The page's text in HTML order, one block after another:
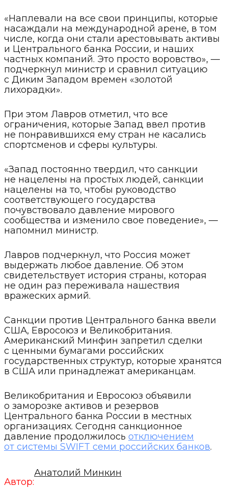
«Наплевали на все свои принципы, которые
насаждали на международной арене, в том
числе, когда они стали арестовывать активы
и Центрального банка России, и наших
частных компаний. Это просто воровство», —
подчеркнул министр и сравнил ситуацию
с Диким Западом времен «золотой
лихорадки».
При этом Лавров отметил, что все
ограничения, которые Запад ввел против
не понравившихся ему стран не касались
спортсменов и сферы культуры.
«Запад постоянно твердил, что санкции
не нацелены на простых людей, санкции
нацелены на то, чтобы руководство
соответствующего государства
почувствовало давление мирового
сообщества и изменило свое поведение», —
напомнил министр.
Лавров подчеркнул, что Россия может
выдержать любое давление. Об этом
свидетельствует история страны, которая
не один раз переживала нашествия
вражеских армий.
Санкции против Центрального банка ввели
США, Евросоюз и Великобритания.
Американский Минфин запретил сделки
с ценными бумагами российских
государственных структур, которые хранятся
в США или принадлежат американцам.
Великобритания и Евросоюз объявили
о заморозке активов и резервов
Центрального банка России в местных
организациях. Сегодня санкционное
давление продолжилось отключением
от системы SWIFT семи российских банков.
Автор:
Анатолий Минкин